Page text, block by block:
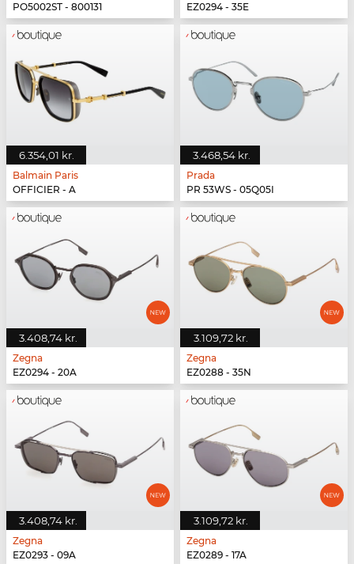
PO5002ST - 800131
EZ0294 - 35E
6.354,01 kr.
Balmain Paris
OFFICIER - A
3.468,54 kr.
Prada
PR 53WS - 05Q05I
3.408,74 kr.
Zegna
EZ0294 - 20A
3.109,72 kr.
Zegna
EZ0288 - 35N
3.408,74 kr.
Zegna
EZ0293 - 09A
3.109,72 kr.
Zegna
EZ0289 - 17A